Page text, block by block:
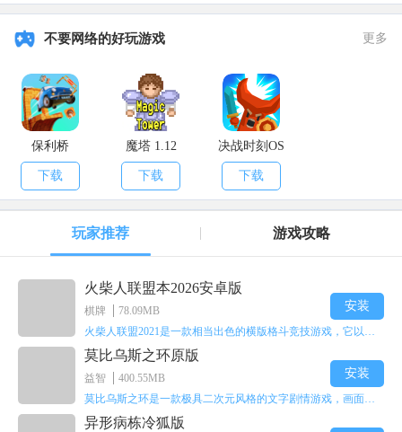
6倍镜22%
5、陀螺仪灵敏度
第三人称不开镜181%
第一人称不开镜1%
2倍镜276%
3倍镜203%
4倍镜、vss189%
8倍镜15%
不要网络的好玩游戏 更多
保利桥
下载
魔塔 1.12
下载
决战时刻OS
下载
玩家推荐 游戏攻略
火柴人联盟本2026安卓版
棋牌
78.09MB
安装
莫比乌斯之环原版
益智
400.55MB
安装
异形病栋冷狐版